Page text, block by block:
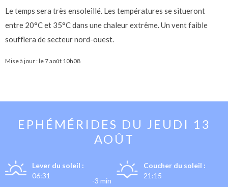
Le temps sera très ensoleillé. Les températures se situeront
entre 20°C et 35°C dans une chaleur extrême. Un vent faible
soufflera de secteur nord-ouest.
Mise à jour : le7 août 10h08
EPHÉMÉRIDES DU JEUDI 13
AOÛT
Lever du soleil :
06:31
-3 min
Coucher du soleil :
21:15